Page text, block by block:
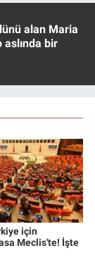
alan Maria
aslında bir
için
Meclis'te! İşte